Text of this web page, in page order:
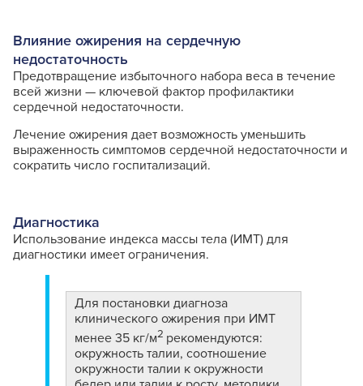
Влияние ожирения на сердечную
недостаточность
Предотвращение избыточного набора веса в течение
всей жизни — ключевой фактор профилактики
сердечной недостаточности.
Лечение ожирения дает возможность уменьшить
выраженность симптомов сердечной недостаточности и
сократить число госпитализаций.
Диагностика
Использование индекса массы тела (ИМТ) для
диагностики имеет ограничения.
Для постановки диагноза
клинического ожирения при ИМТ
менее 35 кг/м2 рекомендуются:
окружность талии, соотношение
окружности талии к окружности